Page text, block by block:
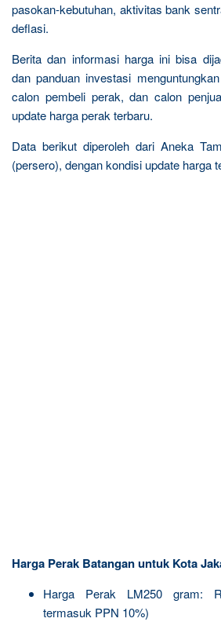
pasokan-kebutuhan, aktivitas bank
deflasi.
Berita dan informasi harga ini bisa
dan panduan investasi
calon pembeli perak, dan calon
update harga perak terbaru.
Data berikut diperoleh dari Aneka
(persero), dengan kondisi update harga
Harga Perak Batangan untuk Kota
Harga Perak LM250 gram:
termasuk PPN 10%)